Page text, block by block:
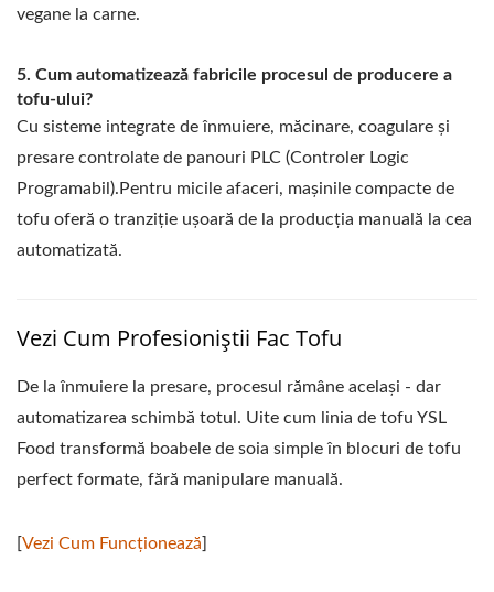
vegane la carne.
Cum automatizează fabricile procesul de producere a
tofu-ului?
Cu sisteme integrate de înmuiere, măcinare, coagulare și
presare controlate de panouri PLC (Controler Logic
Programabil).Pentru micile afaceri, mașinile compacte de
tofu oferă o tranziție ușoară de la producția manuală la cea
automatizată.
Vezi Cum Profesioniștii Fac Tofu
De la înmuiere la presare, procesul rămâne același - dar
automatizarea schimbă totul. Uite cum linia de tofu YSL
Food transformă boabele de soia simple în blocuri de tofu
perfect formate, fără manipulare manuală.
[Vezi Cum Funcționează]